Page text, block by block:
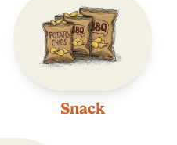
Snack